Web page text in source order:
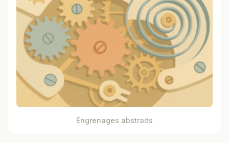
Engrenages abstraits